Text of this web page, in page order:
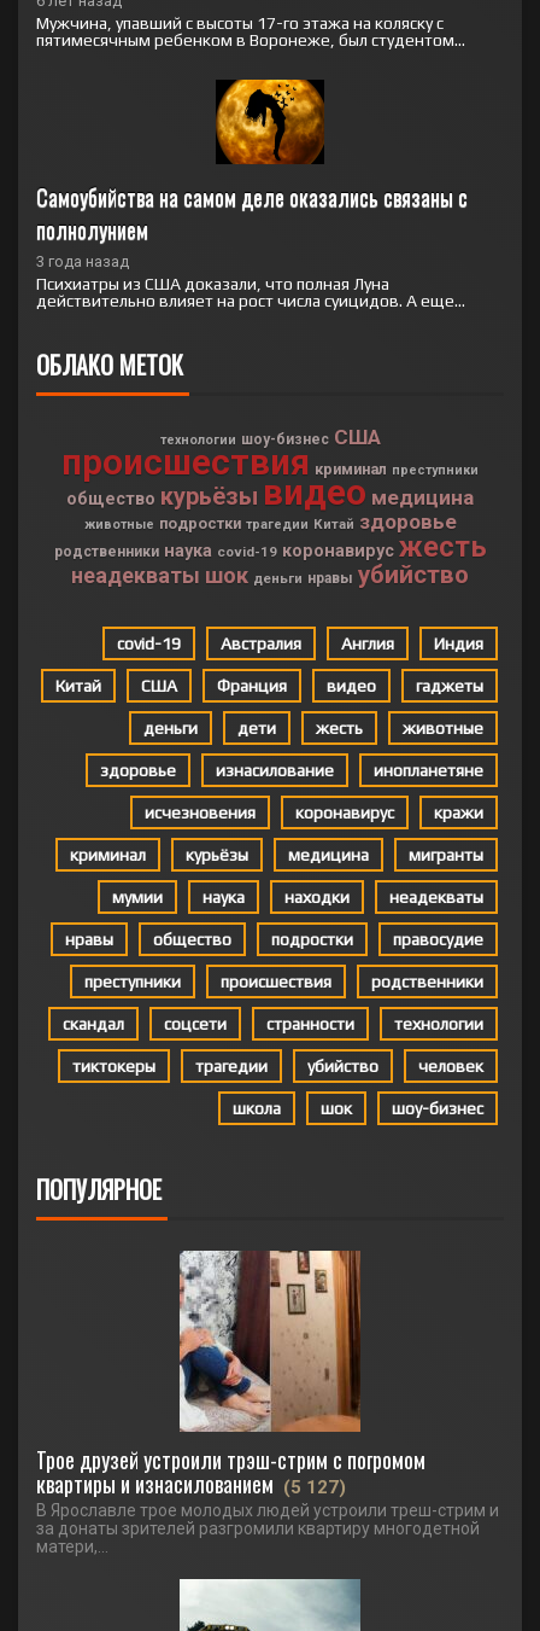
Мужчина, упавший с высоты 17-го этажа на коляску с
пятимесячным ребенком в Воронеже, был студентом...
Самоубийства на самом деле оказались связаны с
полнолунием
3 года назад
Психиатры из США доказали, что полная Луна
действительно влияет на рост числа суицидов. А еще...
ОБЛАКО МЕТОК
технологии шоу-бизнес США
происшествия криминал преступники
общество курьёзы видео медицина
животные подростки трагедии Китай здоровье
родственники наука covid-19 коронавирус жесть
неадекваты шок деньги нравы убийство
covid-19 Австралия Англия Индия
Китай США Франция видео гаджеты
деньги дети жесть животные
здоровье изнасилование инопланетяне
исчезновения коронавирус кражи
криминал курьёзы медицина мигранты
мумии наука находки неадекваты
нравы общество подростки правосудие
преступники происшествия родственники
скандал соцсети странности технологии
тиктокеры трагедии убийство человек
школа шок шоу-бизнес
ПОПУЛЯРНОЕ
Трое друзей устроили трэш-стрим с погромом
квартиры и изнасилованием (5 127)
В Ярославле трое молодых людей устроили треш-стрим и
за донаты зрителей разгромили квартиру многодетной
матери,...